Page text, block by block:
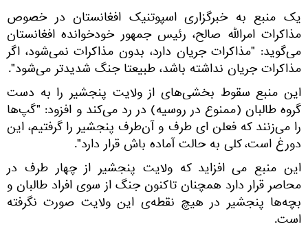
یک منبع به خبرگزاری اسپوتنیک افغانستان در خصوص
مذاکرات امرالله صالح، رئیس جمهور خودخوانده افغانستان
می‌گوید: "مذاکرات جریان دارد، بدون مذاکرات نمی‌شود، اگر
مذاکرات جریان نداشته باشد، طبیعتا جنگ شدیدتر می‌شود".
این منبع سقوط بخشی‌های از ولایت پنجشیر را به دست
گروه طالبان (ممنوع در روسیه) در رد می‌کند و افزود: "گپ‌ها
را می‌زنند که فعلن ای طرف و آن‌طرف پنجشیر را گرفتیم، این
دورغ است، کلی به حالت آماده باش قرار دارد".
این منبع می افزاید که ولایت پنجشیر از چهار طرف در
محاصر قرار دارد همچنان تاکنون جنگ از سوی افراد طالبان و
بچه‌ها پنجشیر در هیچ نقطه‌ی این ولایت صورت نگرفته
است.